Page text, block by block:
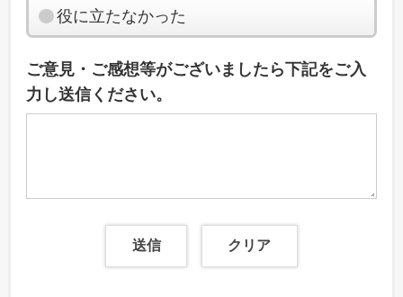
役に立たなかった
ご意見・ご感想等がございましたら下記をご入
力し送信ください。